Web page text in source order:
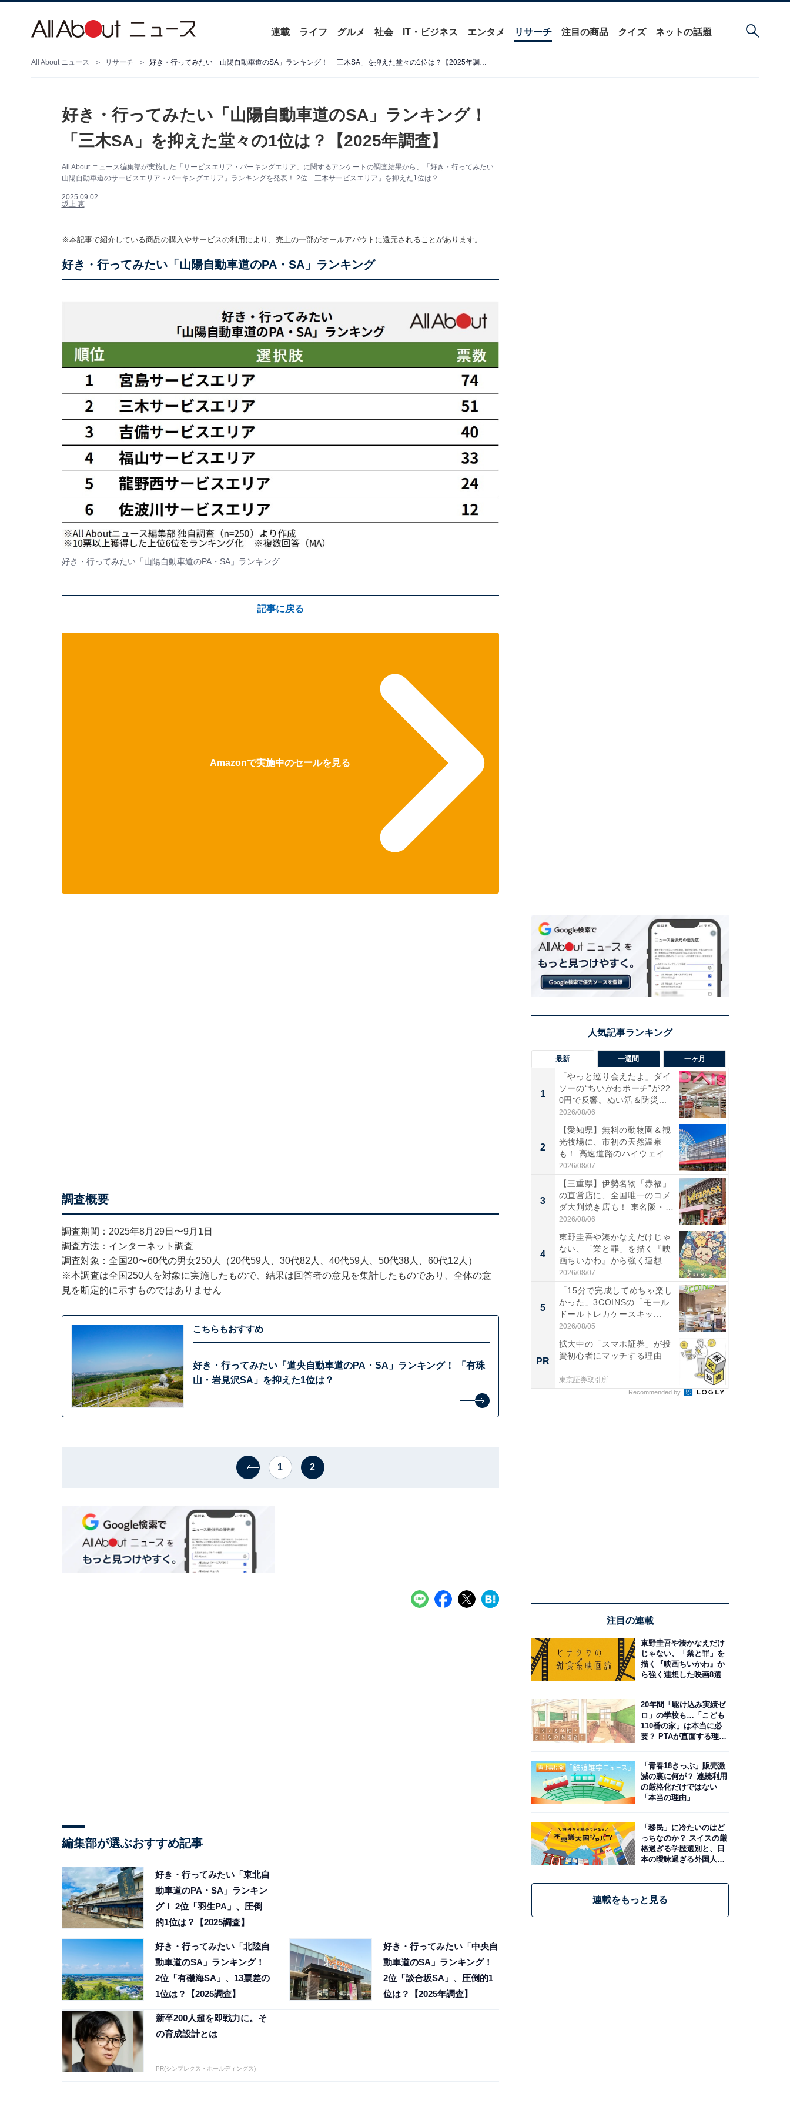
連載 ライフ グルメ 社会 IT・ビジネス エンタメ リサーチ 注目の商品 クイズ ネットの話題
All About ニュース リサーチ 好き・行ってみたい「山陽自動車道のSA」ランキング！ 「三木SA」を抑えた堂々の1位は？【2025年調査】
好き・行ってみたい「山陽自動車道のSA」ランキング！
「三木SA」を抑えた堂々の1位は？【2025年調査】
All About ニュース編集部が実施した「サービスエリア・パーキングエリア」に関するアンケートの調査結果から、「好き・行ってみたい
山陽自動車道のサービスエリア・パーキングエリア」ランキングを発表！ 2位「三木サービスエリア」を抑えた1位は？
2025.09.02
坂上 恵
※本記事で紹介している商品の購入やサービスの利用により、売上の一部がオールアバウトに還元されることがあります。
好き・行ってみたい「山陽自動車道のPA・SA」ランキング
好き・行ってみたい「山陽自動車道のPA・SA」ランキング
記事に戻る
Amazonで実施中のセールを見る
調査概要
調査期間：2025年8月29日〜9月1日
調査方法：インターネット調査
調査対象：全国20〜60代の男女250人（20代59人、30代82人、40代59人、50代38人、60代12人）
※本調査は全国250人を対象に実施したもので、結果は回答者の意見を集計したものであり、全体の意
見を断定的に示すものではありません
こちらもおすすめ
好き・行ってみたい「道央自動車道のPA・SA」ランキング！ 「有珠
山・岩見沢SA」を抑えた1位は？
1 2
編集部が選ぶおすすめ記事
好き・行ってみたい「東北自
動車道のPA・SA」ランキン
グ！ 2位「羽生PA」、圧倒
的1位は？【2025調査】
好き・行ってみたい「北陸自
動車道のSA」ランキング！
2位「有磯海SA」、13票差の
1位は？【2025調査】
好き・行ってみたい「中央自
動車道のSA」ランキング！
2位「談合坂SA」、圧倒的1
位は？【2025年調査】
新卒200人超を即戦力に。そ
の育成設計とは
PR(シンプレクス・ホールディングス)
最新 一週間 一ヶ月
1
「やっと巡り会えたよ」ダイ
ソーの“ちいかわポーチ”が22
0円で反響。ぬい活＆防災...
2026/08/06
2
【愛知県】無料の動物園＆観
光牧場に、市初の天然温泉
も！ 高速道路のハイウェイオ
ア...
2026/08/07
3
【三重県】伊勢名物「赤福」
の直営店に、全国唯一のコメ
ダ大判焼き店も！ 東名阪・
伊...
2026/08/06
4
東野圭吾や湊かなえだけじゃ
ない、「業と罪」を描く『映
画ちいかわ』から強く連想し
た...
2026/08/07
5
「15分で完成してめちゃ楽し
かった」3COINSの「モール
ドールトレカケースキッ...
2026/08/05
PR
拡大中の「スマホ証券」が投
資初心者にマッチする理由
東京証券取引所
Recommended by
注目の連載
東野圭吾や湊かなえだけ
じゃない、「業と罪」を
描く『映画ちいかわ』か
ら強く連想した映画8選
20年間「駆け込み実績ゼ
ロ」の学校も…「こども
110番の家」は本当に必
要？ PTAが直面する理想
「青春18きっぷ」販売激
減の裏に何が？ 連続利用
の厳格化だけではない
「本当の理由」
「移民」に冷たいのはど
っちなのか？ スイスの厳
格過ぎる学歴選別と、日
本の曖昧過ぎる外国人政
連載をもっと見る